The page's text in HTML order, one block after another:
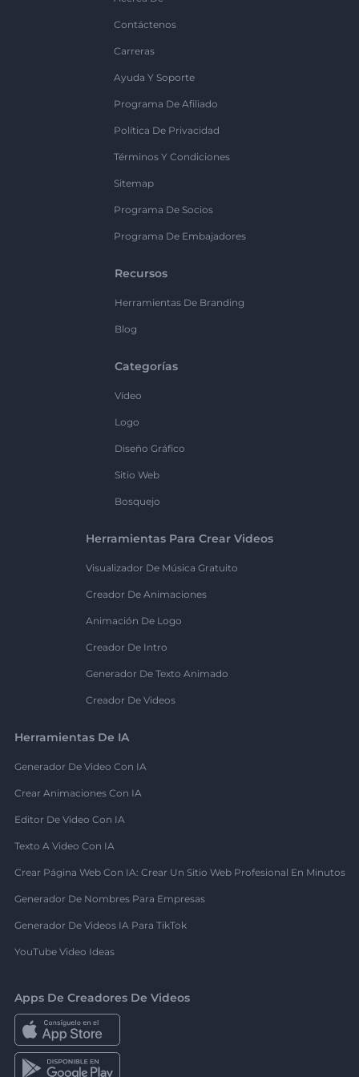
Contáctenos
Carreras
Ayuda Y Soporte
Programa De Afiliado
Política De Privacidad
Términos Y Condiciones
Sitemap
Programa De Socios
Programa De Embajadores
Recursos
Herramientas De Branding
Blog
Categorías
Vídeo
Logo
Diseño Gráfico
Sitio Web
Bosquejo
Herramientas Para Crear Videos
Visualizador De Música Gratuito
Creador De Animaciones
Animación De Logo
Creador De Intro
Generador De Texto Animado
Creador De Videos
Herramientas De IA
Generador De Video Con IA
Crear Animaciones Con IA
Editor De Video Con IA
Texto A Video Con IA
Crear Página Web Con IA: Crear Un Sitio Web Profesional En Minutos
Generador De Nombres Para Empresas
Generador De Videos IA Para TikTok
YouTube Video Ideas
Apps De Creadores De Videos